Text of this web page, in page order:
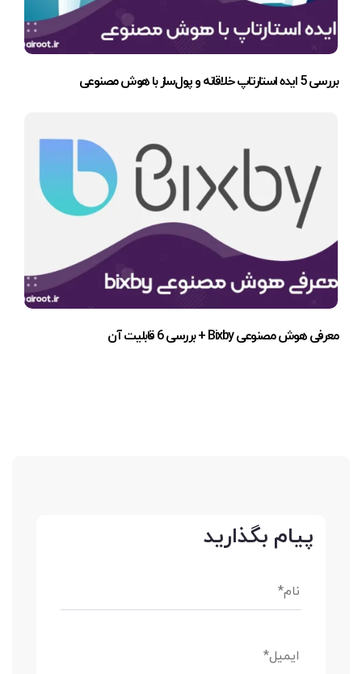
بررسی 5 ایده استارتاپ خلاقانه و پول‌ساز با هوش مصنوعی
معرفی هوش مصنوعی Bixby + بررسی 6 قابلیت آن
پیام بگذارید